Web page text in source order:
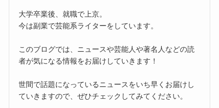
大学卒業後、就職で上京。
今は副業で芸能系ライターをしています。
このブログでは、ニュースや芸能人や著名人などの読
者が気になる情報をお届けしていきます！
世間で話題になっているニュースをいち早くお届けし
ていきますので、ぜひチェックしてみてください。